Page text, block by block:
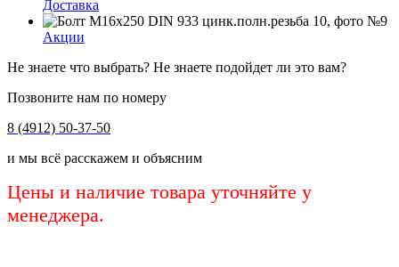
Доставка
Акции
Не знаете что выбрать? Не знаете подойдет ли это вам?
Позвоните нам по номеру
8 (4912) 50-37-50
и мы всё расскажем и объясним
Цены и наличие товара уточняйте у
менеджера.